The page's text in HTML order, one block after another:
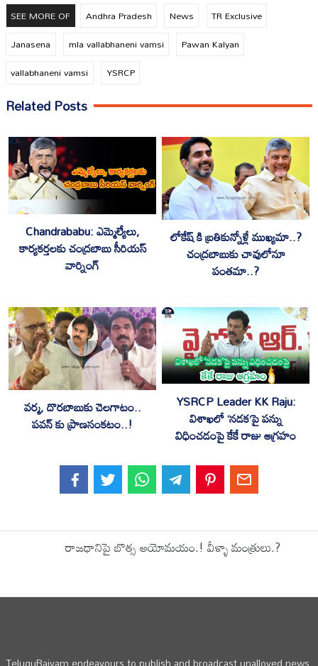
SEE MORE OF Andhra Pradesh News
TR Exclusive
Janasena
mla vallabhaneni vamsi
Pawan Kalyan
vallabhaneni vamsi
YSRCP
Related Posts
Chandrababu: ఎమ్మెల్యేలు,
కార్యకర్తలకు చంద్రబాబు సీరియస్
వార్నింగ్
లోకేష్ కి బ్రతికున్నోళ్లే ముఖ్యమా..?
చంద్రబాబుకు చావులోనూ
పంతమా..?
వర్మ, దొరబాబుకు చెలగాటం..
పవన్ కు ప్రాణసంకటం..!
YSRCP Leader KK Raju:
విశాఖలో ‘నడక’పై పన్ను
విధించడంపై కేకే రాజు ఆగ్రహం
రాజధానిపై బొత్స అయోమయం.! వీళ్ళా మంత్రులు.?